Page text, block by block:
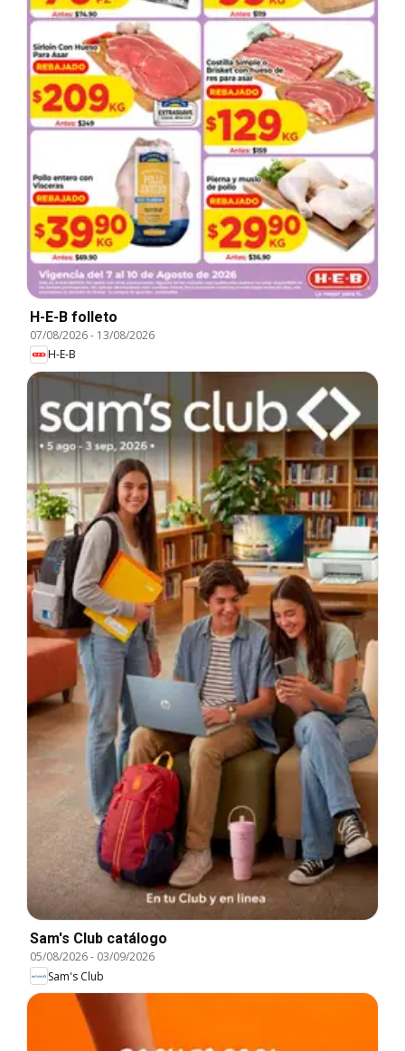
H-E-B folleto
07/08/2026- 13/08/2026
H-E-B
Sam's Club catálogo
05/08/2026- 03/09/2026
Sam's Club